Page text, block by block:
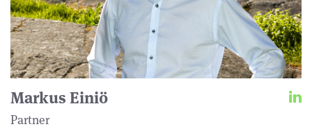
Markus Einiö
Partner